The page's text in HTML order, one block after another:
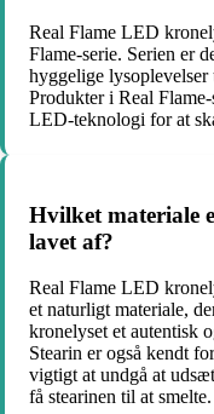
Real Flame LED
Flame-serie. Serien er
hyggelige
Produkter i Real
LED-teknologi for at
Hvilket materiale
lavet af?
Real Flame LED
et naturligt materiale,
kronelyset et autentisk
Stearin er også kendt
vigtigt at undgå at
få stearinen til at smelte.